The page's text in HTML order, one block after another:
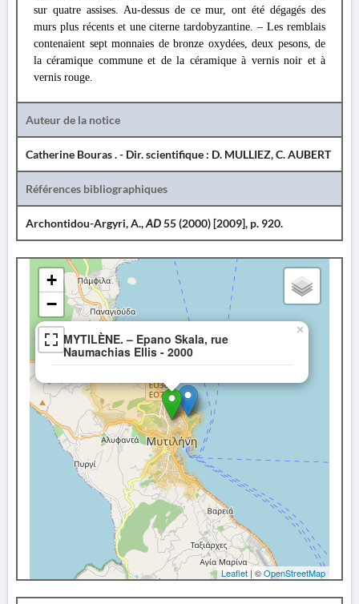
sur quatre assises. Au-dessus de ce mur, ont été dégagés des
murs plus récents et une citerne tardobyzantine. – Les remblais
contenaient sept monnaies de bronze oxydées, deux pesons, de
la céramique commune et de la céramique à vernis noir et à
vernis rouge.
Auteur de la notice
Catherine Bouras . - Dir. scientifique : D. MULLIEZ, C. AUBERT
Références bibliographiques
Archontidou-Argyri, A.,AD55 (2000) [2009], p. 920.
MYTILÈNE. – Epano Skala, rue
Naumachias Ellis - 2000
×
+
−
Leaflet | ©OpenStreetMap